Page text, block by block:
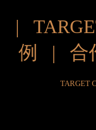
|
例
| 合
TARGET